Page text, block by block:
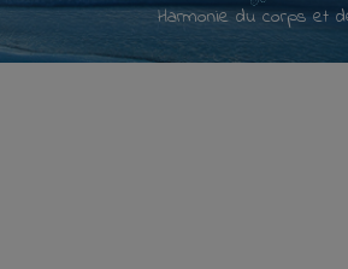
Harmonie du corps et